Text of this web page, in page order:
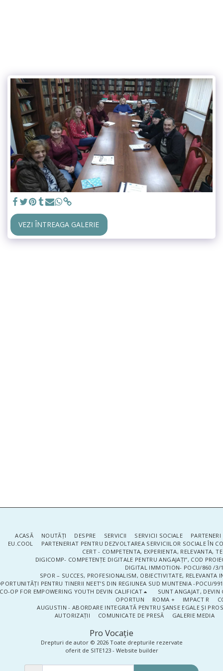
VEZI ÎNTREAGA GALERIE
Pro Vocaţie
Drepturi de autor © 2026 Toate drepturile rezervate
oferit de SITE123- Website builder
ACASĂ NOUTĂŢI DESPRE SERVICII SERVICII SOCIALE
EU.COOL
PARTENERIAT PENTRU DEZVOLTAREA SERVICIILOR SOCIALE ÎN
CERT - COMPETENTA, EXPERIENTA, RELEVANTA,
DIGICOMP- COMPETENȚE DIGITALE PENTRU ANGAJAȚI”, COD
DIGITAL IMMOTION- POCU/860 /3/
SPOR – SUCCES, PROFESIONALISM, OBIECTIVITATE, RELEVANTA
PENTRU TINERII NEET’S DIN REGIUNEA SUD MUNTENIA -POCU/
CO-OP FOR EMPOWERING YOUTH DEVIN CALIFICAT
SUNT ANGAJAT, DEVIN
OPORTUN
ROMA + IMPACT R
AUGUSTIN - ABORDARE INTEGRATĂ PENTRU ȘANSE EGALE ȘI
AUTORIZAȚII
COMUNICATE DE PRESĂ GALERIE MEDIA